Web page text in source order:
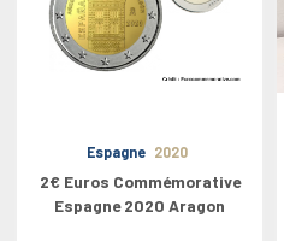
Espagne 2020
2€ Euros Commémorative
Espagne 2020 Aragon